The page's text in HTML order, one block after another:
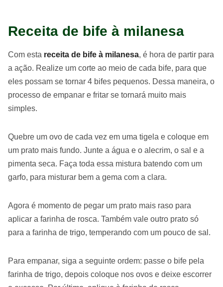
Receita de bife à milanesa
Com esta receita de bife à milanesa, é hora de partir para
a ação. Realize um corte ao meio de cada bife, para que
eles possam se tornar 4 bifes pequenos. Dessa maneira, o
processo de empanar e fritar se tornará muito mais
simples.
Quebre um ovo de cada vez em uma tigela e coloque em
um prato mais fundo. Junte a água e o alecrim, o sal e a
pimenta seca. Faça toda essa mistura batendo com um
garfo, para misturar bem a gema com a clara.
Agora é momento de pegar um prato mais raso para
aplicar a farinha de rosca. Também vale outro prato só
para a farinha de trigo, temperando com um pouco de sal.
Para empanar, siga a seguinte ordem: passe o bife pela
farinha de trigo, depois coloque nos ovos e deixe escorrer